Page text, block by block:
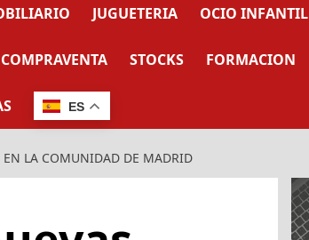
JUGUETERIA OCIO INFANTIL
COMPRAVENTA STOCKS FORMACION
ES
EN LA COMUNIDAD DE MADRID